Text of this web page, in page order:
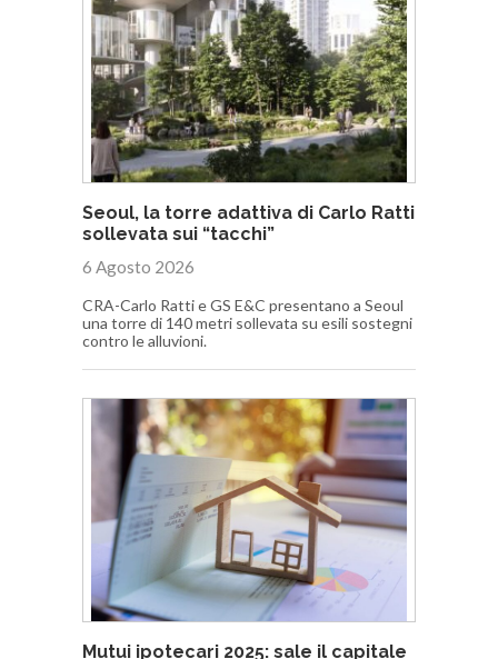
Seoul, la torre adattiva di Carlo Ratti
sollevata sui “tacchi”
6 Agosto 2026
CRA-Carlo Ratti e GS E&C presentano a Seoul
una torre di 140 metri sollevata su esili sostegni
contro le alluvioni.
Mutui ipotecari 2025: sale il capitale